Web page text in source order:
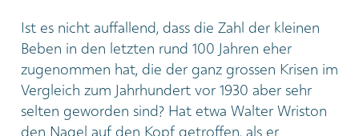
Ist es nicht auffallend, dass die Zahl der kleinen
Beben in den letzten rund 100 Jahren eher
zugenommen hat, die der ganz grossen Krisen im
Vergleich zum Jahrhundert vor 1930 aber sehr
selten geworden sind? Hat etwa Walter Wriston